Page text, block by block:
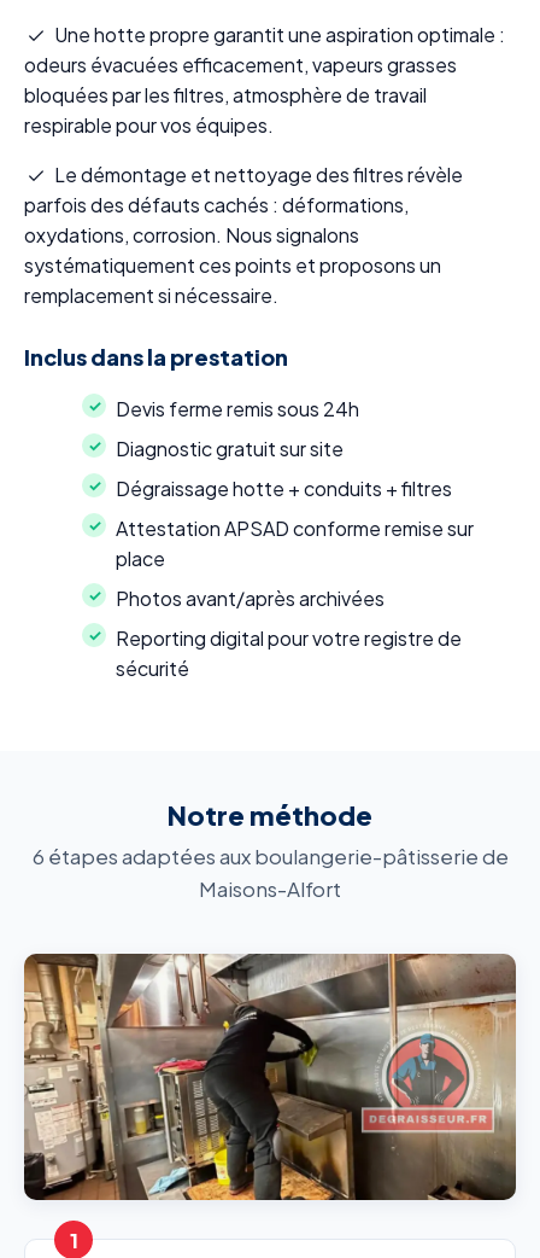
Une hotte propre garantit une aspiration optimale :
odeurs évacuées efficacement, vapeurs grasses
bloquées par les filtres, atmosphère de travail
respirable pour vos équipes.
Le démontage et nettoyage des filtres révèle
parfois des défauts cachés : déformations,
oxydations, corrosion. Nous signalons
systématiquement ces points et proposons un
remplacement si nécessaire.
Inclus dans la prestation
Devis ferme remis sous 24h
Diagnostic gratuit sur site
Dégraissage hotte + conduits + filtres
Attestation APSAD conforme remise sur
place
Photos avant/après archivées
Reporting digital pour votre registre de
sécurité
Notre méthode
6 étapes adaptées aux boulangerie-pâtisserie de
Maisons-Alfort